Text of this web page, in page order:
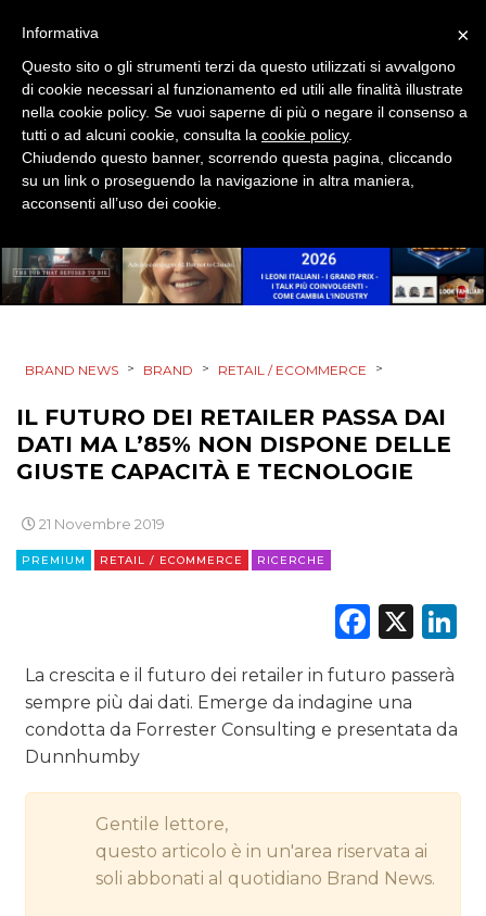
PROMOZIONI
PRODOTTI
PUNTI VENDITA
STRATEGIE
CINEMA
DIGITALE
RADIO / AUDIO
TV
BRAND NEWS > BRAND > RETAIL / ECOMMERCE >
IL FUTURO DEI RETAILER PASSA DAI
DATI MA L’85% NON DISPONE DELLE
GIUSTE CAPACITÀ E TECNOLOGIE
21 Novembre 2019
PREMIUM RETAIL / ECOMMERCE RICERCHE
X
La crescita e il futuro dei retailer in futuro passerà
sempre più dai dati. Emerge da indagine una
condotta da Forrester Consulting e presentata da
Dunnhumby
Gentile lettore,
questo articolo è in un'area riservata ai
soli abbonati al quotidiano Brand News.
×
Informativa
Questo sito o gli strumenti terzi da questo utilizzati si avvalgono
di cookie necessari al funzionamento ed utili alle finalità illustrate
nella cookie policy. Se vuoi saperne di più o negare il consenso a
tutti o ad alcuni cookie, consulta la cookie policy.
Chiudendo questo banner, scorrendo questa pagina, cliccando
su un link o proseguendo la navigazione in altra maniera,
acconsenti all’uso dei cookie.